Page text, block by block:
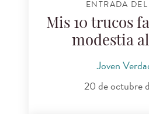
ENTRADA
Mis 10 trucos
modestia
Joven
20 de octubre